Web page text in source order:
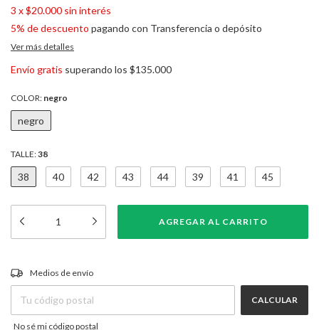
3 x$20.000 sin interés
5% de descuento pagando con Transferencia o depósito
Ver más detalles
Envío gratis superando los $135.000
COLOR: negro
negro
TALLE:38
38 40 42 43 44 39 41 45
Entregas para el CP:
Medios de envío
CALCULAR
No sé mi código postal